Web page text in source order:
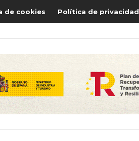
de cookies Política de privacidad